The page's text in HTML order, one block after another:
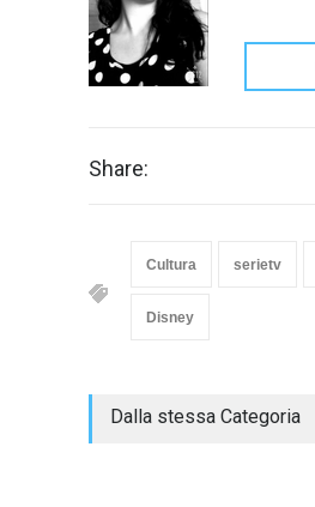
Share:
Cultura serietv
Disney
Dalla stessa Categoria